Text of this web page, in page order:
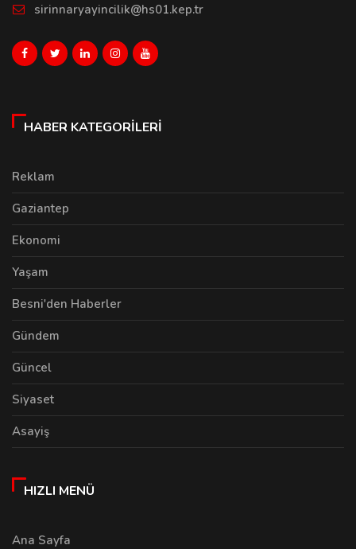
sirinnaryayincilik@hs01.kep.tr
HABER KATEGORILERI
Reklam
Gaziantep
Ekonomi
Yaşam
Besni'den Haberler
Gündem
Güncel
Siyaset
Asayiş
HIZLI MENÜ
Ana Sayfa